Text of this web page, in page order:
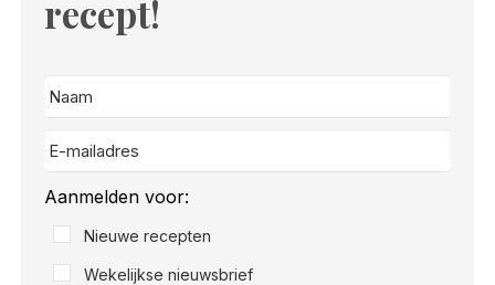
recept!
Aanmelden voor:
Nieuwe recepten
Wekelijkse nieuwsbrief